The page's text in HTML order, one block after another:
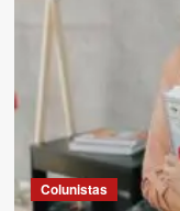
Colunistas